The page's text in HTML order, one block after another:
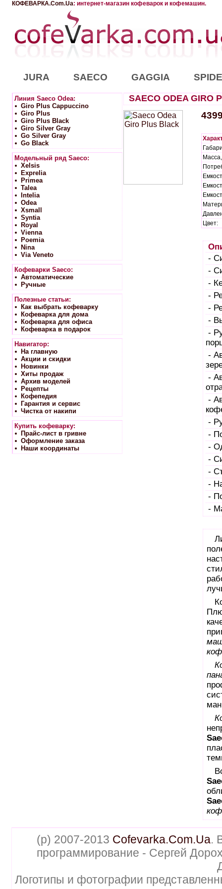
КОФЕВАРКА.Com.Ua: интернет-магазин кофеварок и кофемашин.
JURA SAECO GAGGIA
Линия Saeco Odea:
Giro Plus Cappuccino
Giro Plus
Giro Plus Black
Giro Silver Gray
Go Silver Gray
Go Black
Модельный ряд Saeco:
Xelsis
Exprelia
Primea
Talea
Intelia
Odea
Xsmall
Syntia
Royal
Vienna
Poemia
Nina
Via Veneto
Кофеварки Saeco:
Автоматические
Ручные
Полезные статьи:
Как выбрать кофеварку
Кофеварка для дома
Кофеварка для офиса
Кофеварка в подарок
Навигатор:
На главную
Акции и скидки
Новинки
Хиты продаж
Архив моделей
Рецепты
Кофепедия
Гарантия и сервис
Чистка от накипи
Купить кофеварку:
Прайс-лист в гривне
Оформление заказа
Наши координаты
SAECO ODEA GIRO
Масса,
Цвет:
-
-
-
-
-
-
-
-
-
-
-
-
-
-
-
-
-
-
(p) 2007-2013 Cofevarka.Com.Ua.
программирование - Сергей
Логотипы и фотографии